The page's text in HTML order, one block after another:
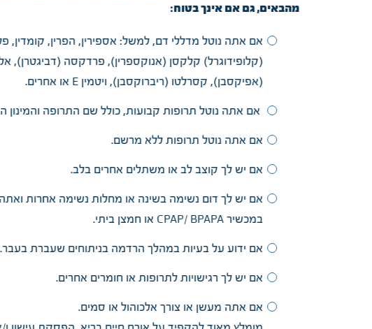
מהבאים, גם אם אינך בטוח:
אם אתה נוטל מדללי דם, למשל: אספירין, הפרין, קומדין,
(קלופידוגרל) קלקסן (אנוקספרין), פרדקסה (דביגטרן),
(אפיקסבן), קסרלטו (ריברוקסבן), ויטמין E או אחרים.
אם אתה נוטל תרופות קבועות, כולל שם התרופה והמינון
אם אתה נוטל תרופות ללא מרשם.
אם יש לך קוצב לב או משתלים אחרים בלב.
אם יש לך דום נשימה בשינה או מחלות נשימה אחרות
במכשיר CPAP/ BPAPA או חמצן ביתי.
אם ידוע על בעיות במהלך הרדמה בניתוחים שעברת בעבר.
אם יש לך רגישויות לתרופות או חומרים אחרים.
אם אתה מעשן או צורך אלכוהול או סמים.